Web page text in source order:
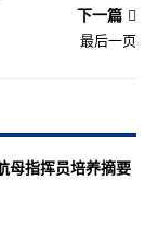
下一篇
最后一页
母指挥员培养摘要